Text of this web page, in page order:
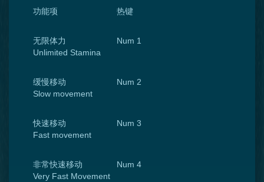
功能项 热键
无限体力
Unlimited Stamina
Num 1
缓慢移动
Slow movement
Num 2
快速移动
Fast movement
Num 3
非常快速移动
Very Fast Movement
Num 4